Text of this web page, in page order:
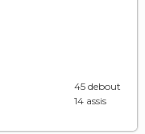
45 debout
14 assis